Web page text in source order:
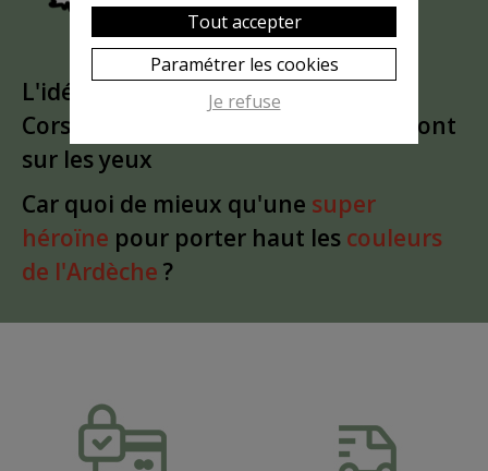
L'idée est partie d'unclin d'oeilà la
Corse. Puis le bandeau a glissé du front
sur les yeux
Car quoi de mieux qu'une super
héroïne pour porter haut les couleurs
de l'Ardèche ?
Tout accepter
Paramétrer les cookies
Je refuse